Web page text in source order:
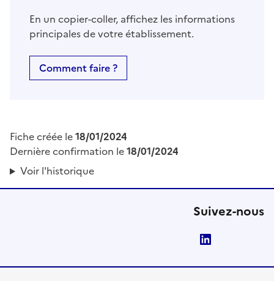
En un copier-coller, affichez les informations
principales de votre établissement.
Comment faire ?
Fiche créée le18/01/2024
Dernière confirmation le18/01/2024
Voir l'historique
Suivez-nous